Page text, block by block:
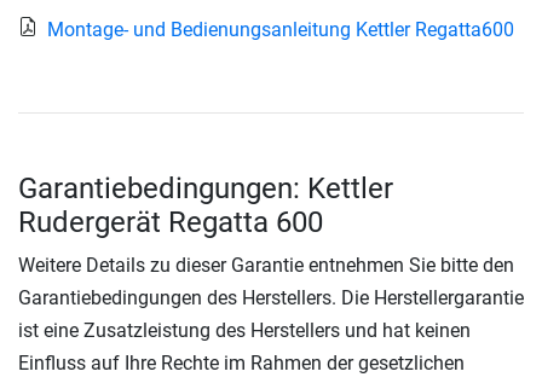
Montage- und Bedienungsanleitung Kettler Regatta600
Garantiebedingungen: Kettler
Rudergerät Regatta 600
Weitere Details zu dieser Garantie entnehmen Sie bitte den
Garantiebedingungen des Herstellers. Die Herstellergarantie
ist eine Zusatzleistung des Herstellers und hat keinen
Einfluss auf Ihre Rechte im Rahmen der gesetzlichen